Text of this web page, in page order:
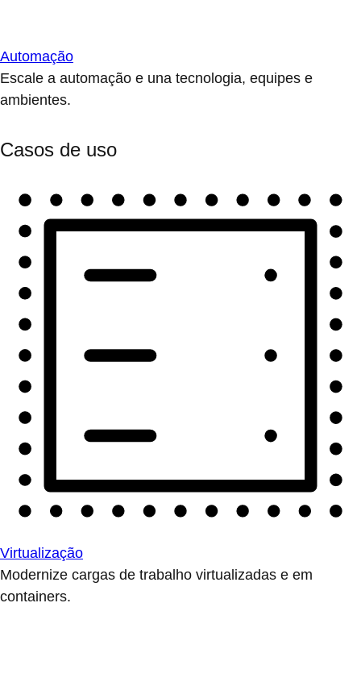
Automação
Escale a automação e una tecnologia, equipes e
ambientes.
Casos de uso
Virtualização
Modernize cargas de trabalho virtualizadas e em
containers.